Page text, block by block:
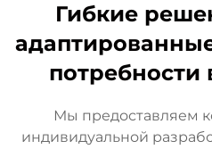
Гибкие
потребности
Мы предоставляем
индивидуальной